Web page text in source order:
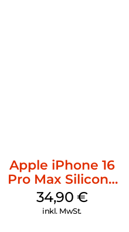
Apple iPhone 16
Pro Max Silicone
Case MagSafe
Denim
34,90 €
inkl. MwSt.